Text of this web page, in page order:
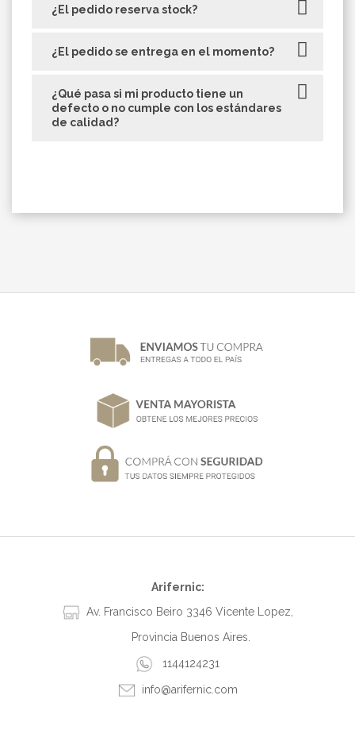
¿El pedido reserva stock?
¿El pedido se entrega en el momento?
¿Qué pasa si mi producto tiene un
defecto o no cumple con los estándares
de calidad?
Arifernic:
Av. Francisco Beiro 3346 Vicente Lopez,
Provincia Buenos Aires.
1144124231
info@arifernic.com